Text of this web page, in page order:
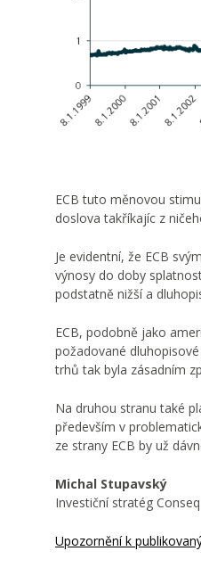
ECB tuto měnovou
doslova takříkajíc z
Je evidentní, že ECB
výnosy do doby
podstatně nižší a
ECB, podobně jako
požadované
trhů tak byla zásadním
Na druhou stranu také
především v
ze strany ECB by už
Michal Stupavský
Investiční stratég
Upozornění k